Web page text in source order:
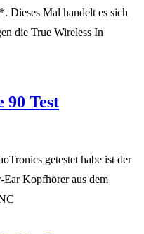
Dieses Mal handelt es sich
die True Wireless In
90 Test
getestet habe ist der
Kopfhörer aus dem